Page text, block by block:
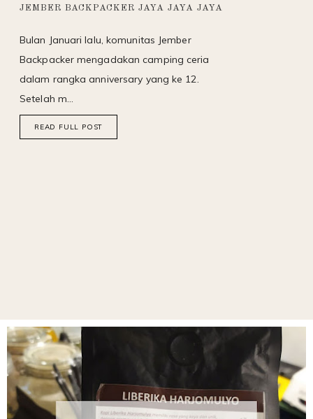
JEMBER BACKPACKER JAYA JAYA JAYA
Bulan Januari lalu, komunitas Jember
Backpacker mengadakan camping ceria
dalam rangka anniversary yang ke 12.
Setelah m…
READ FULL POST